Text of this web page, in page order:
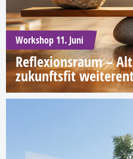
Workshop 11. Juni
Reflexionsraum –
zukunftsfit